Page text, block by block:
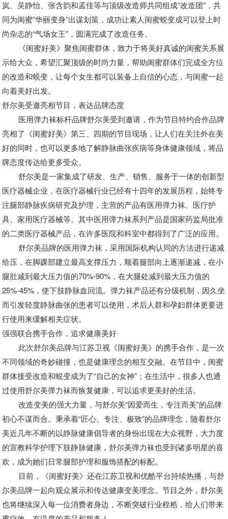
岚 、吴静怡、张含韵和孟佳等与顶级改造师共同组成“改造团”，共
同为闺蜜“华丽变身”出谋划策，成功让素人闺蜜蜕变成可以登上时
尚杂志的“气场女王”，圆满完成了改造任务。
《闺蜜好美》聚焦闺蜜群体，致力于将美好真诚的闺蜜关系展
示给大众，希望汇聚顶级的时尚力量，帮助闺蜜群体们完成全方位
的改造和蜕变，让每个女生都可以装备上自信的心态，与闺蜜一起
向着美好出发。
舒尔美受邀亮相节目，表达品牌态度
医用弹力袜标杆品牌舒尔美受到邀请，作为节目特约合作品牌
亮相了《闺蜜好美》第三、四期的节目现场，让人们在关注外在美
好的同时，也可以更多地了解静脉曲张疾病等身体健康领域，将品
牌态度传达给更多受众。
舒尔美是一家集成了研发、生产、销售、服务于一体的创新型
医疗器械企业，在医疗器械行业已经有十四年的发展历程，始终专
注腿部静脉疾病研究及护理，主营的产品有医用弹力袜、医疗护
具、家用医疗器械等。其中医用弹力袜系列产品是国家药监局批准
的二类医疗器械产品，在许多医院和科室中都得到了广泛的应用。
舒尔美品牌的医用弹力袜，采用国际机构认同的方法进行递减
给压，在脚踝部建立最高支撑压力，顺着腿部向上逐渐递减，在小
腿肚减到最大压力值的70%-90% ，在大腿处减到最大压力值的
25%-45% ，使下肢静脉血回流。弹力袜产品还有分级机制，因久坐
而引发轻度静脉曲张的患者可以使用，术后人群和孕妇群体更要进
行使用来缓解相关症状。
强强联合携手合作，追求健康美好
此次舒尔美品牌与江苏卫视《闺蜜好美》的携手合作，是一次
不同领域的奇妙碰撞，也是健康理念的相互交融。在节目中，闺蜜
群体接受改造和蜕变成为了“自己的女神”；在生活中，很多人也通
过使用舒尔美弹力袜而恢复健康，可以追求更美好的生活。
改造变美的强大力量，与舒尔美“因爱而生，专注而美”的品牌
初心不谋而合。秉承着“匠心、专注、极致”的品牌理念，随着舒尔
美近几年不断的以静脉健康倡导者的身份出现在大众视野，大力度
的宣教科学护理下肢静脉健康，舒尔美弹力袜也受到诸多明星的喜
欢，成为她们日常腿部护理和服饰搭配的标配。
目前，《闺蜜好美》还在江苏卫视和优酷平台持续热播，与舒
尔美品牌一起向观众展示和传达健康变美理念。节目之外，舒尔美
也将继续深入每一位消费者身边，不断突破行业桎梏，给人们带来